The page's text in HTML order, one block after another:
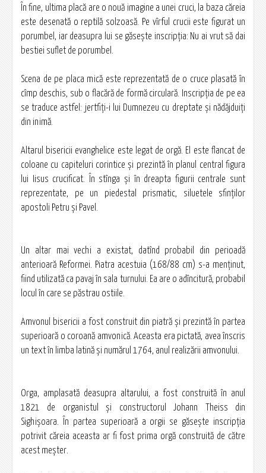
În fine, ultima placă are o nouă imagine a unei cruci, la baza căreia
este desenată o reptilă solzoasă. Pe vîrful crucii este figurat un
porumbel, iar deasupra lui se găseşte inscripţia: Nu ai vrut să dai
bestiei suflet de porumbel.
Scena de pe placa mică este reprezentată de o cruce plasată în
cîmp deschis, sub o flacără de formă circulară. Inscripţia de pe ea
se traduce astfel: jertfiţi-i lui Dumnezeu cu dreptate şi nădăjduiţi
din inimă.
Altarul bisericii evanghelice este legat de orgă. El este flancat de
coloane cu capiteluri corintice şi prezintă în planul central figura
lui Iisus crucificat. În stînga şi în dreapta figurii centrale sunt
reprezentate, pe un piedestal prismatic, siluetele sfinţilor
apostoli Petru şi Pavel.
Un altar mai vechi a existat, datînd probabil din perioadă
anterioară Reformei. Piatra acestuia (168/88 cm) s-a menţinut,
fiind utilizată ca pavaj în sala turnului. Ea are o adîncitură, probabil
locul în care se păstrau ostiile.
Amvonul bisericii a fost construit din piatră şi prezintă în partea
superioară o coroană amvonică. Aceasta era pictată, avea înscris
un text în limba latină şi numărul 1764, anul realizării amvonului.
Orga, amplasată deasupra altarului, a fost construită în anul
1821 de organistul şi constructorul Johann Theiss din
Sighişoara. În partea superioară a orgii se găseşte inscripţia
potrivit căreia aceasta ar fi fost prima orgă construită de către
acest meşter.